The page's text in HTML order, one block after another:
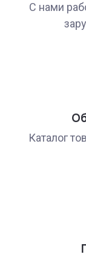
С нами
Каталог